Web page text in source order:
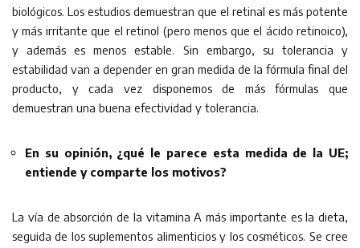
biológicos. Los estudios demuestran que el retinal es más potente
y más irritante que el retinol (pero menos que el ácido retinoico),
y además es menos estable. Sin embargo, su tolerancia y
estabilidad van a depender en gran medida de la fórmula final del
producto, y cada vez disponemos de más fórmulas que
demuestran una buena efectividad y tolerancia.
En su opinión, ¿qué le parece esta medida de la UE;
entiende y comparte los motivos?
La vía de absorción de la vitamina A más importante es la dieta,
seguida de los suplementos alimenticios y los cosméticos. Se cree